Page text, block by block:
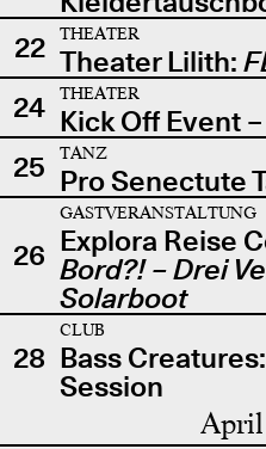
22
THEATER
Theater Lilith:
24
THEATER
Kick Off Event
25
TANZ
Pro Senectute
26
GASTVERANSTALTUNG
Explora Reise
Bord?! – Drei
Solarboot
28
CLUB
Bass
Session